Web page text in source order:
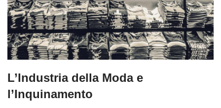
L’Industria della Moda e
l’Inquinamento